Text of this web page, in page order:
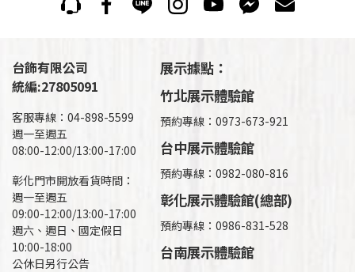
台飾有限公司
統編:27805091
客服專線：04-898-5599
週一至週五
08:00-12:00/13:00-17:00
彰化門市開放看貨時間：
週一至週五
09:00-12:00/13:00-17:00
週六、週日、國定假日
10:00-18:00
公休日另行公告
展示據點：
竹北展示體驗館
預約專線：0973-673-921
台中展示體驗館
預約專線：0982-080-816
彰化展示體驗館(總部)
預約專線： 0986-831-528
台南展示體驗館